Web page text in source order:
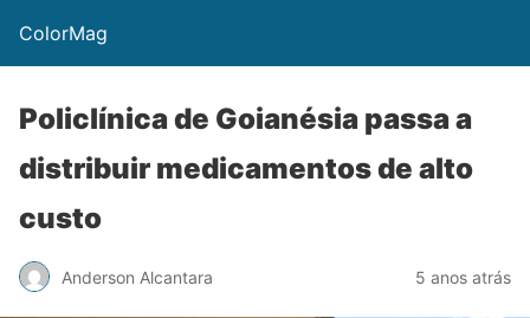
ColorMag
Policlínica de Goianésia passa a
distribuir medicamentos de alto
custo
Anderson Alcantara 5 anos atrás